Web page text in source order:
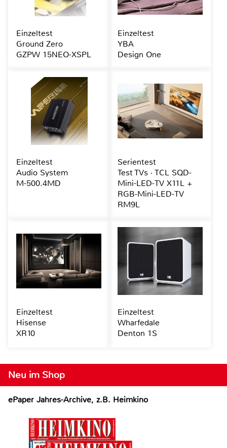
Neu im Shop
ePaper Jahres-Archive, z.B. Heimkino
Einzeltest
Ground Zero
GZPW 15NEO-XSPL
Einzeltest
YBA
Design One
Einzeltest
Audio System
M-500.4MD
Serientest
Test TVs · TCL SQD-
Mini-LED-TV X11L +
RGB-Mini-LED-TV
RM9L
Einzeltest
Hisense
XR10
Einzeltest
Wharfedale
Denton 1S